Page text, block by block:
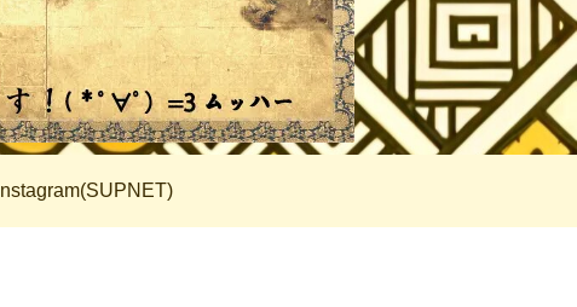
Instagram(SUPNET)